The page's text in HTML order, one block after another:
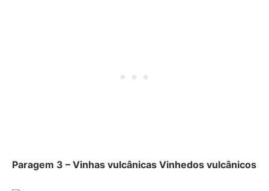
Paragem 3 – Vinhas vulcânicas Vinhedos vulcânicos